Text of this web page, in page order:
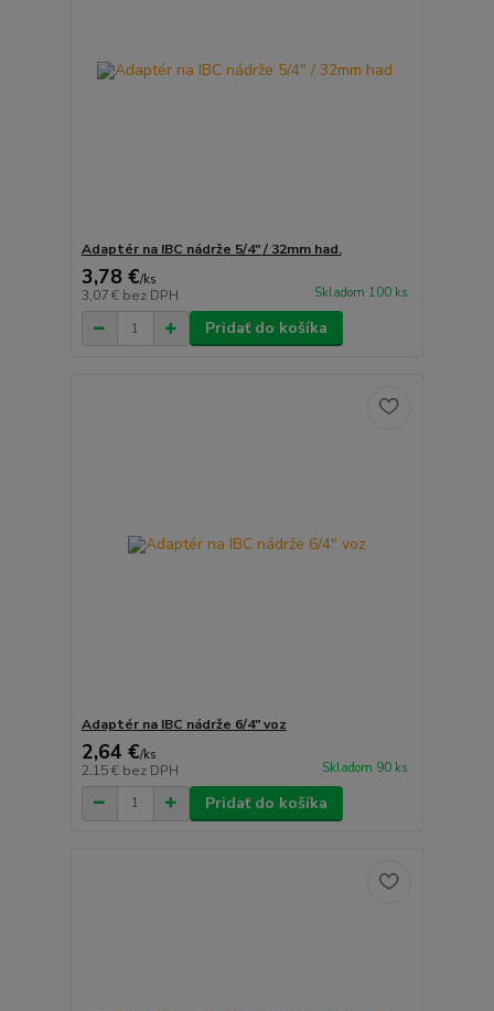
Adaptér na IBC nádrže 5/4" / 32mm had.
3,78 €/ks
3,07 € bez DPH Skladom 100 ks
Pridať do košíka
Adaptér na IBC nádrže 6/4" voz
2,64 €/ks
2,15 € bez DPH Skladom 90 ks
Pridať do košíka